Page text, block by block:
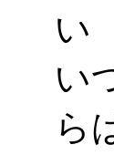
い
い
ら